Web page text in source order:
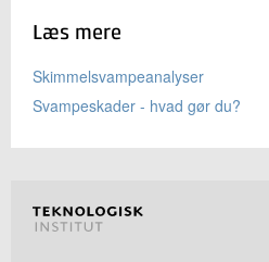
Læs mere
Skimmelsvampeanalyser
Svampeskader - hvad gør du?